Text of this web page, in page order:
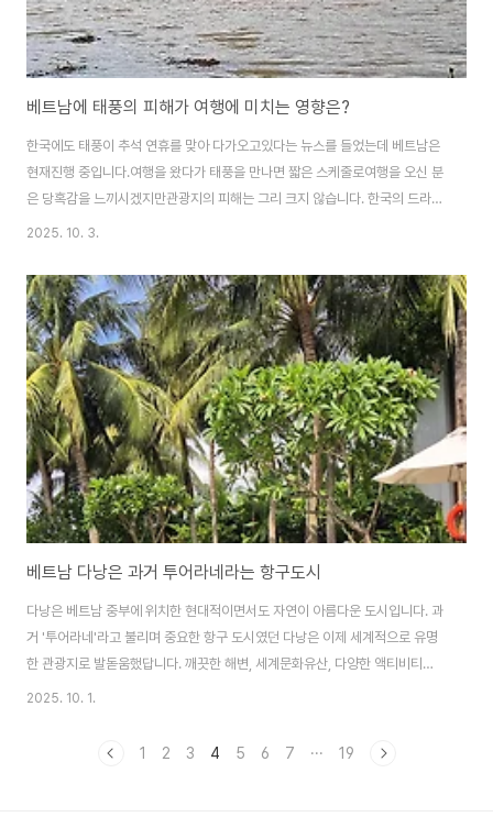
베트남에 태풍의 피해가 여행에 미치는 영향은?
한국에도 태풍이 추석 연휴를 맞아 다가오고있다는 뉴스를 들었는데 베트남은
현재진행 중입니다.여행을 왔다가 태풍을 만나면 짧은 스케줄로여행을 오신 분
은 당혹감을 느끼시겠지만관광지의 피해는 그리 크지 않습니다. 한국의 드라마
제작팀이 10월에 다낭으로단체여행을 온다고 하는 소식도 들려오고추석연휴
이니 참고하시기 바랍니다. 오늘은 다양한 소식으로 출발합니다. 주유소가 잠
겼으니 피해가 엄청 날 것 같습니다. 부표에 세 사람이 매달렸으나 힘이 빠진두
명은 숨졌으며 한 명은 수영을 해서육지로 나왔다고 하네요. 태풍이 지나간 자
리. 불쌍한 댕댕이들. 관광객들이 머무는 대표적인거리입니다.여기는 태풍의
피해는 없습니다. 새로 짓는 게 나을 것 같은데...
2025. 10. 3.
베트남 다낭은 과거 투어라네라는 항구도시
다낭은 베트남 중부에 위치한 현대적이면서도 자연이 아름다운 도시입니다. 과
거 '투어라네'라고 불리며 중요한 항구 도시였던 다낭은 이제 세계적으로 유명
한 관광지로 발돋움했답니다. 깨끗한 해변, 세계문화유산, 다양한 액티비티가
어우러져 남녀노소 모두에게 사랑받는 도시죠. 동남아의 숨은 보석, 베트남 다
2025. 10. 1.
1 2 3 4 5 6 7 ··· 19